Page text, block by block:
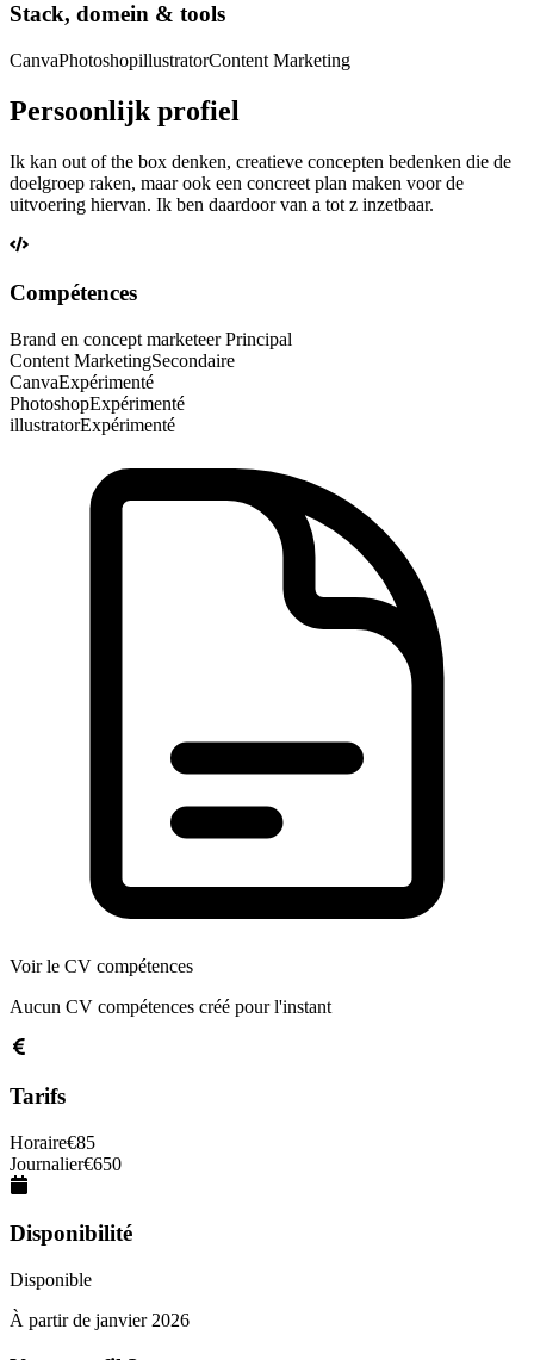
Stack, domein & tools
CanvaPhotoshopillustratorContent Marketing
Persoonlijk profiel
Ik kan out of the box denken, creatieve concepten bedenken die de
doelgroep raken, maar ook een concreet plan maken voor de
uitvoering hiervan. Ik ben daardoor van a tot z inzetbaar.
Compétences
Brand en concept marketeerPrincipal
Content MarketingSecondaire
CanvaExpérimenté
PhotoshopExpérimenté
illustratorExpérimenté
Voir le CV compétences
Aucun CV compétences créé pour l'instant
Tarifs
Horaire€85
Journalier€650
Disponibilité
Disponible
À partir de janvier 2026